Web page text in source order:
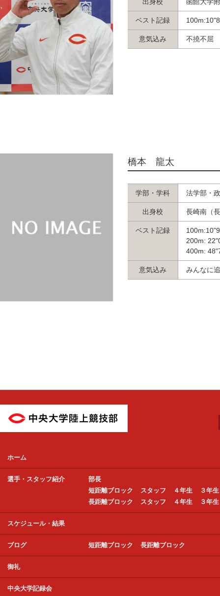
出身校 函館大学
ベスト記録
意気込み 不撓不屈
NO IMAGE
橋本 龍太
学部・学科 法学部・
出身校 長崎南（
ベスト記録
200m:
400m:
意気込み みんなに
ホーム
選手・スタッフ紹介
部長
短距離ブロック
スタッフ ４年生
３年生
長距離ブロック
スタッフ ４年生 ３年生
スケジュール・結果
ブログ 短距離ブロック 長距離ブロック
御礼
中央大学記録会